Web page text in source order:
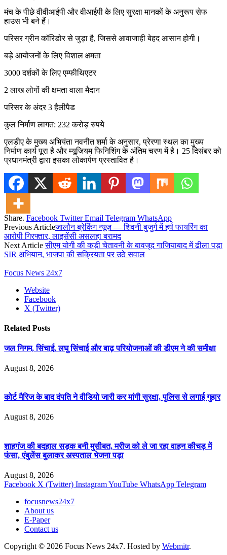
मंच के पीछे वीवीआईपी और वीआईपी के लिए सुरक्षा मानकों के अनुरूप सेफ
हाउस भी बने हैं।
परिसर ग्रीन कॉरिडोर से जुड़ा है, जिससे आवाजाही बेहद आसान होगी।
बड़े आयोजनों के लिए विशाल क्षमता
3000 दर्शकों के लिए एम्फीथिएटर
2 लाख लोगों की क्षमता वाला मैदान
परिसर के अंदर 3 हैलीपैड
कुल निर्माण लागत: 232 करोड़ रुपये
एलडीए के मुख्य अभियंता नवनीत शर्मा के अनुसार, प्रेरणा स्थल का मुख्य
निर्माण कार्य पूरा है और म्यूजियम फिनिशिंग के अंतिम चरण में है। 25 दिसंबर को
प्रधानमंत्री द्वारा इसका लोकार्पण प्रस्तावित है।
Share. Facebook Twitter Email Telegram WhatsApp
Previous Articleजालौन ब्रेकिंग न्यूज़ — शिवनी बुजुर्ग में हर्ष फायरिंग का
आरोपी गिरफ्तार, लाइसेंसी असलहा बरामद
Next Articleसीएम योगी की कड़ी चेतावनी के बावजूद गाजियाबाद में ढीला पड़ा
SIR अभियान, भाजपा की सक्रियता पर उठे सवाल
Focus News 24x7
Website
Facebook
X (Twitter)
Related Posts
जल निगम, सिंचाई, लघु सिंचाई और बाढ़ परियोजनाओं की डीएम ने की समीक्षा
August 8, 2026
कोर्ट मैरिज के बाद दंपति ने वीडियो जारी कर मांगी सुरक्षा, पुलिस से लगाई गुहार
August 8, 2026
शाहगंज की बदहाल सड़क बनी मुसीबत, मरीज को ले जा रहा वाहन कीचड़ में
फंसा, एंबुलेंस बुलाकर अस्पताल भेजना पड़ा
August 8, 2026
Facebook X (Twitter) InstagramYouTube WhatsApp Telegram
focusnews24x7
About us
E-Paper
Contact us
Copyright © 2026 Focus News 24x7. Hosted by Webmitr.